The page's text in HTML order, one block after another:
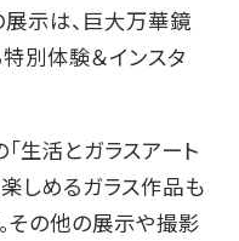
展示は、巨大万華鏡
特別体験＆インスタ
生活とガラスアート
しめるガラス作品も
その他の展示や撮影